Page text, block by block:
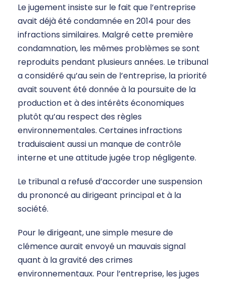
Le jugement insiste sur le fait que l’entreprise
avait déjà été condamnée en 2014 pour des
infractions similaires. Malgré cette première
condamnation, les mêmes problèmes se sont
reproduits pendant plusieurs années. Le tribunal
a considéré qu’au sein de l’entreprise, la priorité
avait souvent été donnée à la poursuite de la
production et à des intérêts économiques
plutôt qu’au respect des règles
environnementales. Certaines infractions
traduisaient aussi un manque de contrôle
interne et une attitude jugée trop négligente.
Le tribunal a refusé d’accorder une suspension
du prononcé au dirigeant principal et à la
société.
Pour le dirigeant, une simple mesure de
clémence aurait envoyé un mauvais signal
quant à la gravité des crimes
environnementaux. Pour l’entreprise, les juges